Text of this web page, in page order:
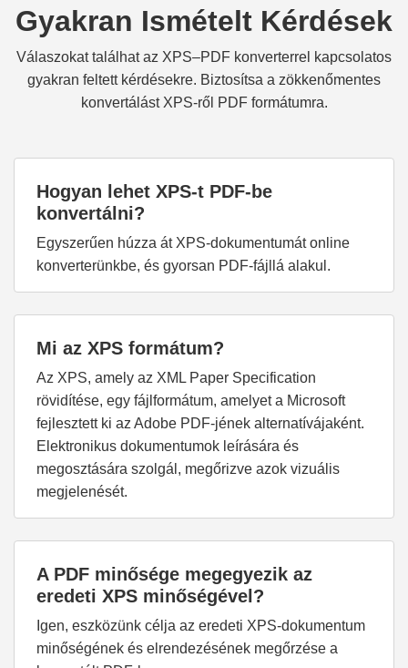
Gyakran Ismételt Kérdések
Válaszokat találhat az XPS–PDF konverterrel kapcsolatos
gyakran feltett kérdésekre. Biztosítsa a zökkenőmentes
konvertálást XPS-ről PDF formátumra.
Hogyan lehet XPS-t PDF-be
konvertálni?
Egyszerűen húzza át XPS-dokumentumát online
konverterünkbe, és gyorsan PDF-fájllá alakul.
Mi az XPS formátum?
Az XPS, amely az XML Paper Specification
rövidítése, egy fájlformátum, amelyet a Microsoft
fejlesztett ki az Adobe PDF-jének alternatívájaként.
Elektronikus dokumentumok leírására és
megosztására szolgál, megőrizve azok vizuális
megjelenését.
A PDF minősége megegyezik az
eredeti XPS minőségével?
Igen, eszközünk célja az eredeti XPS-dokumentum
minőségének és elrendezésének megőrzése a